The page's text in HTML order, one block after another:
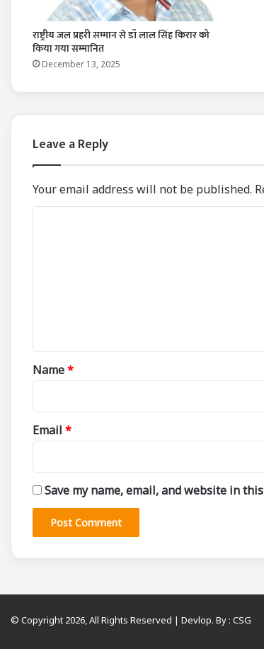
राष्ट्रीय जल प्रहरी सम्मान से डॉ लाल सिंह किरार को
किया गया सम्मानित
December 13, 2025
Leave a Reply
Your email address will not be published.
*
Name*
Email *
Save my name, email, and website in
© Copyright 2026, All Rights Reserved | Devlop. By : CSG